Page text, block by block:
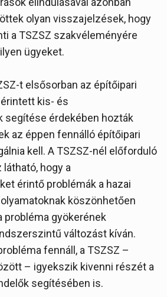
olyan visszajelzések, hogy
a TSZSZ szakvéleményére
ügyeket.
t elsősorban az építőipari
kis- és
segítése érdekében hozták
az éppen fennálló építőipari
kell. A TSZSZ-nél előforduló
hogy a
érintő problémák a hazai
köszönhetően
probléma gyökerének
változást kíván.
fennáll, a TSZSZ –
– igyekszik kivenni részét a
segítésében is.